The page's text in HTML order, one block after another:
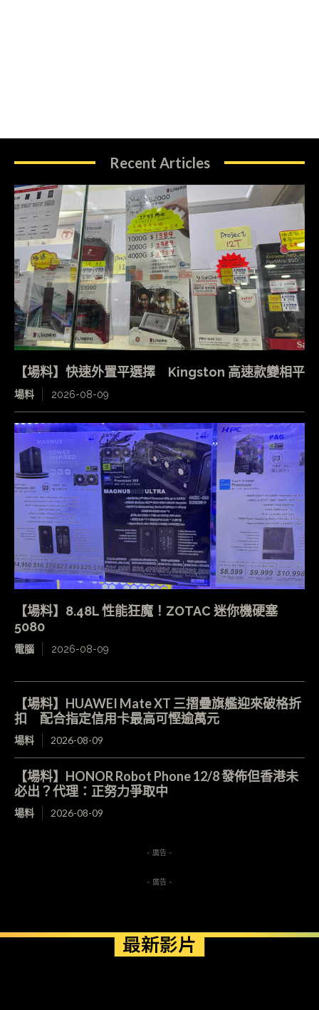
Recent Articles
【場料】快速外置平選擇 Kingston 高速款變相平
場料 2026-08-09
【場料】8.48L 性能狂魔！ZOTAC 迷你機硬塞
5080
電腦 2026-08-09
【場料】HUAWEI Mate XT 三摺疊旗艦迎來破格折
扣 配合指定信用卡最高可慳逾萬元
場料 2026-08-09
【場料】HONOR Robot Phone 12/8 發佈但香港未
必出？代理：正努力爭取中
場料 2026-08-09
- 廣告 -
- 廣告 -
最新影片